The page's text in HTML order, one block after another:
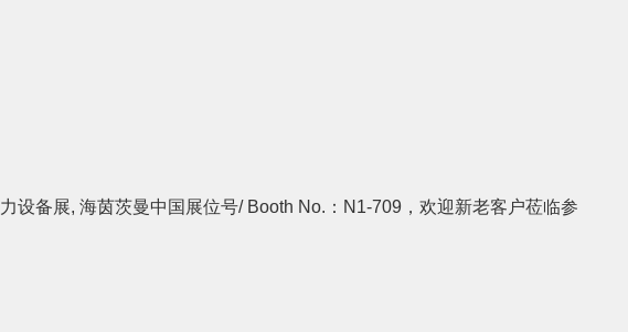
设备展, 海茵茨曼中国展位号/ Booth No.：N1-709，欢迎新老客户莅临参